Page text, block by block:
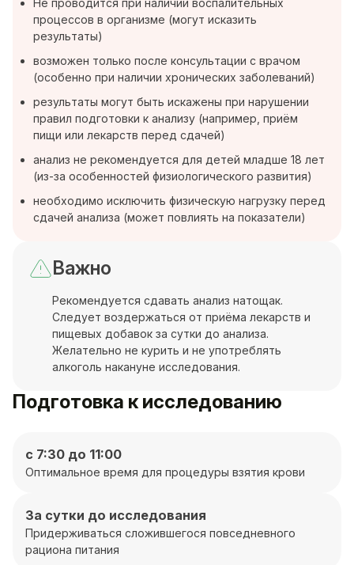
процессов в организме (могут исказить
результаты)
возможен только после консультации с врачом
(особенно при наличии хронических заболеваний)
результаты могут быть искажены при нарушении
правил подготовки к анализу (например, приём
пищи или лекарств перед сдачей)
анализ не рекомендуется для детей младше 18 лет
(из-за особенностей физиологического развития)
необходимо исключить физическую нагрузку перед
сдачей анализа (может повлиять на показатели)
Важно
Рекомендуется сдавать анализ натощак.
Следует воздержаться от приёма лекарств и
пищевых добавок за сутки до анализа.
Желательно не курить и не употреблять
алкоголь накануне исследования.
Подготовка к исследованию
с 7:30 до 11:00
Оптимальное время для процедуры взятия крови
За сутки до исследования
Придерживаться сложившегося повседневного
рациона питания